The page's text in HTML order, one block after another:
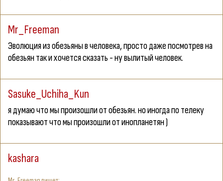
Mr_Freeman
Эволюция из обезьяны в человека, просто даже посмотрев на
обезьян так и хочется сказать - ну вылитый человек.
Sasuke_Uchiha_Kun
я думаю что мы произошли от обезьян. но иногда по телеку
показывают что мы произошли от инопланетян )
kashara